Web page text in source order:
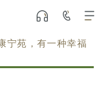
宁苑，有一种幸福